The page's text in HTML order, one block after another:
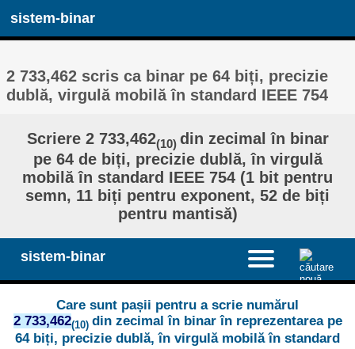
sistem-binar
2 733,462 scris ca binar pe 64 biți, precizie
dublă, virgulă mobilă în standard IEEE 754
Scriere 2 733,462(10) din zecimal în binar
pe 64 de biți, precizie dublă, în virgulă
mobilă în standard IEEE 754 (1 bit pentru
semn, 11 biți pentru exponent, 52 de biți
pentru mantisă)
sistem-binar
Care sunt pașii pentru a scrie numărul
2 733,462(10) din zecimal în binar în reprezentarea pe
64 biți, precizie dublă, în virgulă mobilă în standard